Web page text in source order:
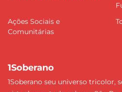
Ações Sociais e
Comunitárias
1Soberano
1Soberano seu universo tricolor,